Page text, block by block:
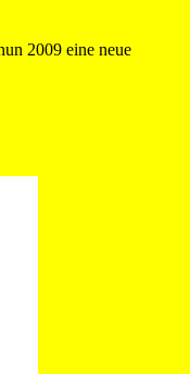
2009 eine neue